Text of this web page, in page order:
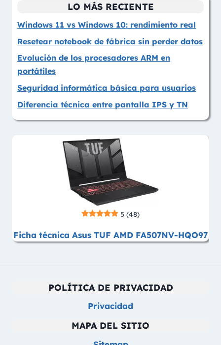
LO MÁS RECIENTE
Windows 11 vs Windows 10: rendimiento real
Resetear notebook de fábrica sin perder datos
Evolución de los procesadores ARM en
portátiles
Seguridad informática básica para usuarios
Diferencia técnica entre pantalla IPS y TN
5 (48)
Ficha técnica Asus TUF AMD FA507NV-HQO97
POLÍTICA DE PRIVACIDAD
Privacidad
MAPA DEL SITIO